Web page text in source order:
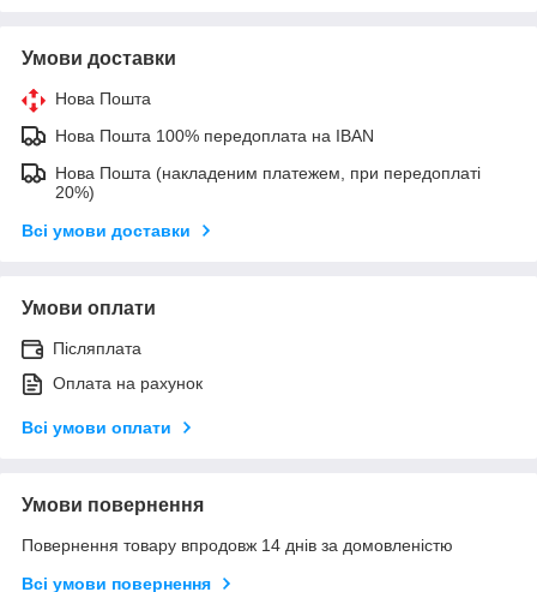
Умови доставки
Нова Пошта
Нова Пошта 100% передоплата на IBAN
Нова Пошта (накладеним платежем, при передоплаті
20%)
Всі умови доставки
Умови оплати
Післяплата
Оплата на рахунок
Всі умови оплати
Умови повернення
Повернення товару впродовж 14 днів за домовленістю
Всі умови повернення